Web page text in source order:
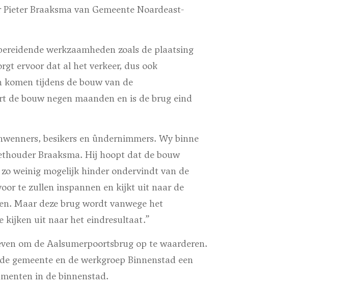
Braaksma van Gemeente Noardeast-
werkzaamheden zoals de plaatsing
ervoor dat al het verkeer, dus ook
tijdens de bouw van de
bouw negen maanden en is de brug eind
besikers en ûndernimmers. Wy binne
Braaksma. Hij hoopt dat de bouw
weinig mogelijk hinder ondervindt van de
te zullen inspannen en kijkt uit naar de
Maar deze brug wordt vanwege het
kijken uit naar het eindresultaat.”
om de Aalsumerpoortsbrug op te waarderen.
gemeente en de werkgroep Binnenstad een
in de binnenstad.